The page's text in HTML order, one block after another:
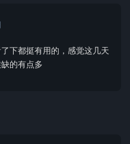
下都挺有用的，感觉这几天
的有点多